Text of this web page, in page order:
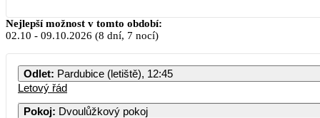
Říjen
PO ÚT ST ČT
Nejlepší možnost v tomto období:
02.10 - 09.10.2026 (8 dní, 7 nocí)
Odlet: Pardubice (letiště), 12:45
Letový řád
Pokoj: Dvoulůžkový pokoj